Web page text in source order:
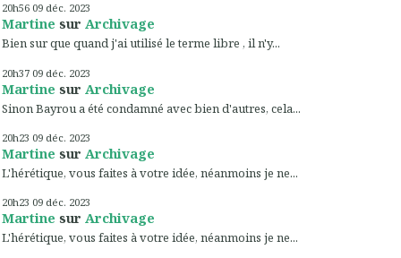
20h56 09 déc. 2023
Martine sur Archivage
Bien sur que quand j'ai utilisé le terme libre , il n'y...
20h37 09 déc. 2023
Martine sur Archivage
Sinon Bayrou a été condamné avec bien d'autres, cela...
20h23 09 déc. 2023
Martine sur Archivage
L'hérétique, vous faites à votre idée, néanmoins je ne...
20h23 09 déc. 2023
Martine sur Archivage
L'hérétique, vous faites à votre idée, néanmoins je ne...